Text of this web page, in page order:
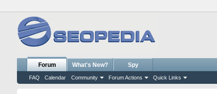
Forum
FAQ Calendar Community Forum Actions Quick Links
What's New? Spy